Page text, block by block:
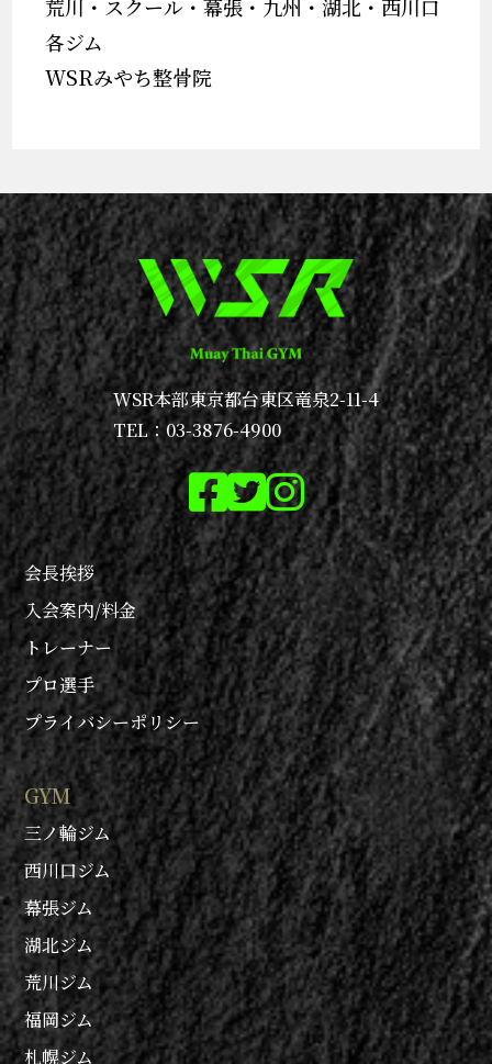
荒川・スクール・幕張・九州・湖北・西川口
各ジム
WSRみやち整骨院
WSR本部東京都台東区竜泉2-11-4
TEL：03-3876-4900
会長挨拶
入会案内/料金
トレーナー
プロ選手
プライバシーポリシー
GYM
三ノ輪ジム
西川口ジム
幕張ジム
湖北ジム
荒川ジム
福岡ジム
札幌ジム